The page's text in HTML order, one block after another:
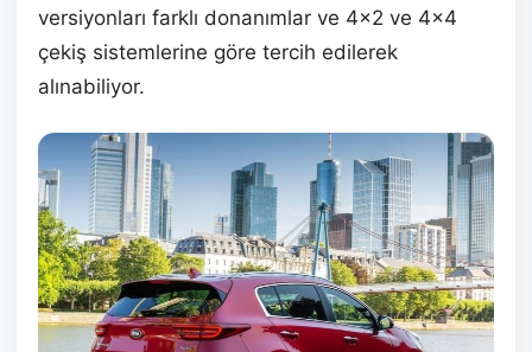
versiyonları farklı donanımlar ve 4×2 ve 4×4
çekiş sistemlerine göre tercih edilerek
alınabiliyor.